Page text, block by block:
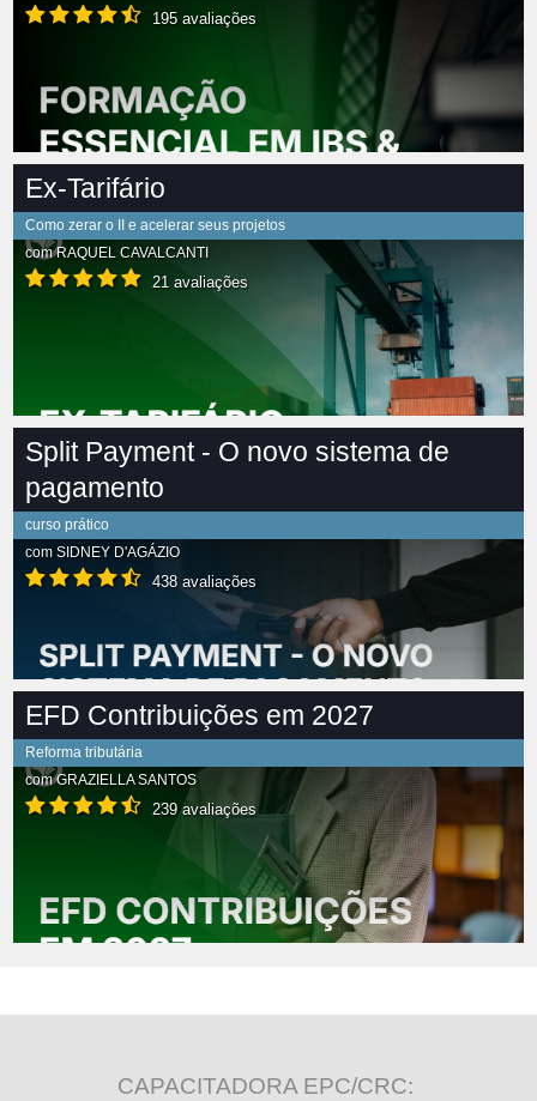
195 avaliações
Ex-Tarifário
Como zerar o II e acelerar seus projetos
comRAQUEL CAVALCANTI
21 avaliações
Split Payment - O novo sistema de
pagamento
curso prático
com SIDNEY D'AGÁZIO
438 avaliações
EFD Contribuições em 2027
Reforma tributária
comGRAZIELLA SANTOS
239 avaliações
CAPACITADORA EPC/CRC: